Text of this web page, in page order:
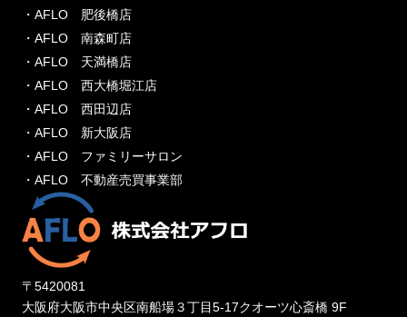
・AFLO 肥後橋店
・AFLO 南森町店
・AFLO 天満橋店
・AFLO 西大橋堀江店
・AFLO 西田辺店
・AFLO 新大阪店
・AFLO ファミリーサロン
・AFLO 不動産売買事業部
〒5420081
大阪府大阪市中央区南船場３丁目5-17クオーツ心斎橋 9F